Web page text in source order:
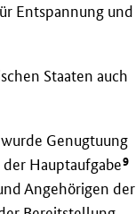
Entspannung und
Staaten auch
Genugtuung
Hauptaufgabe9
Angehörigen der